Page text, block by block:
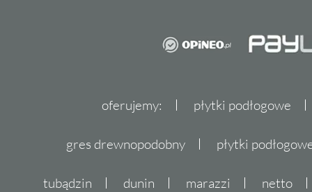
oferujemy: płytki podłogowe
gres drewnopodobny płytki
tubądzin dunin marazzi netto